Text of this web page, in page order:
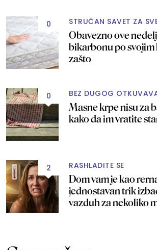
0 STRUČAN SAVET ZA
Obavezno ove
bikarbonu po svojim
zašto
0 BEZ DUGOG
Masne krpe nisu za
kako da im vratite
2 RASHLADITE SE
Dom vam je kao
jednostavan trik
vazduh za nekoliko